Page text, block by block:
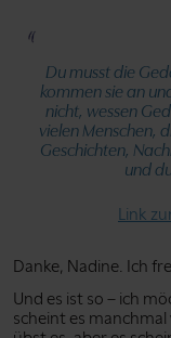
Du musst die
kommen sie an
nicht, wessen
vielen Menschen,
Geschichten,
und
Link
Danke, Nadine. Ich
Und es ist so – ich
scheint es